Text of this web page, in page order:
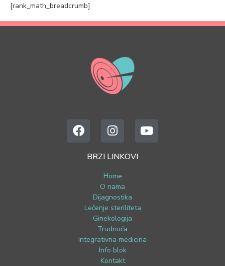
[rank_math_breadcrumb]
BRZI LINKOVI
Home
O nama
Dijagnostika
Lečenje steriliteta
Ginekologija
Trudnoća
Integrativna medicina
Info blok
Kontakt